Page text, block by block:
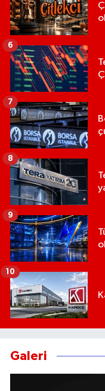
6
7
8
9
10
Galeri